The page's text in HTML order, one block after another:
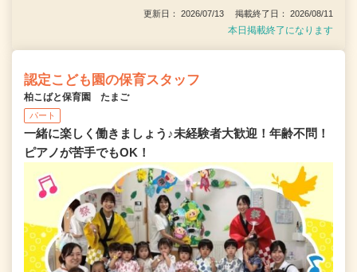
更新日： 2026/07/13 掲載終了日： 2026/08/11
本日掲載終了になります
認定こども園の保育スタッフ
柏こばと保育園 たまご
パート
一緒に楽しく働きましょう♪未経験者大歓迎！年齢不問！
ピアノが苦手でもOK！